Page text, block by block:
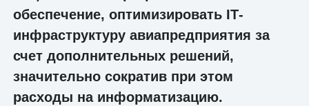
обеспечение, оптимизировать IТ-
инфраструктуру авиапредприятия за
счет дополнительных решений,
значительно сократив при этом
расходы на информатизацию.